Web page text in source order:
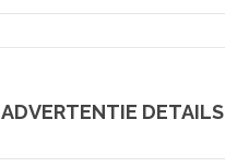
ADVERTENTIE DETAILS